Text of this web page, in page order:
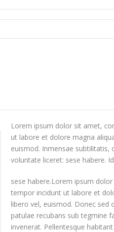
Lorem ipsum dolor sit amet,
ut labore et dolore magna
euismod. Inmensae subtilitatis,
voluntate liceret: sese habere.
sese habere.Lorem ipsum
tempor incidunt ut labore et
libero vel, euismod. Donec sed
patulae recubans sub tegmine
invenerat. Pellentesque